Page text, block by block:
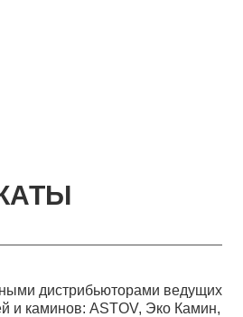
дистрибьюторами ведущих
и каминов: ASTOV, Эко Камин,